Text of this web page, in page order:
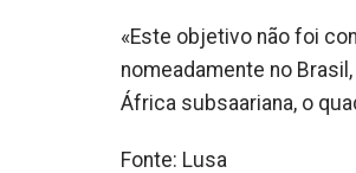
«Este objetivo não foi
nomeadamente no
África subsaariana, o
Fonte: Lusa